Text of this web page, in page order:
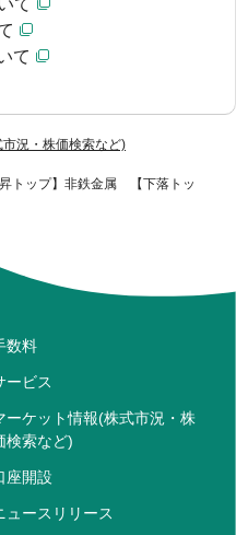
況・株価検索など)
トップ】非鉄金属 【下落トッ
て
て
数料
ービス
ーケット情報(株式市況・株
検索など)
座開設
ュースリリース